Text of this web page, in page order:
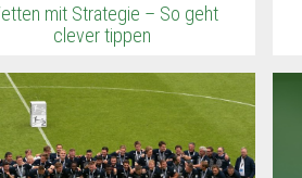
mit Strategie – So geht
clever tippen